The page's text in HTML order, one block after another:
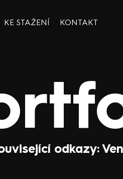
KE STAŽENÍ KONTAKT
odkazy: